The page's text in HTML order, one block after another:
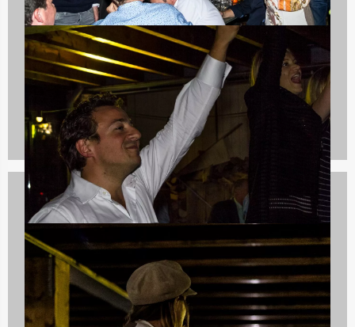
Culinaire uitjes
1237 uitjes
Quizzes
732 uitjes